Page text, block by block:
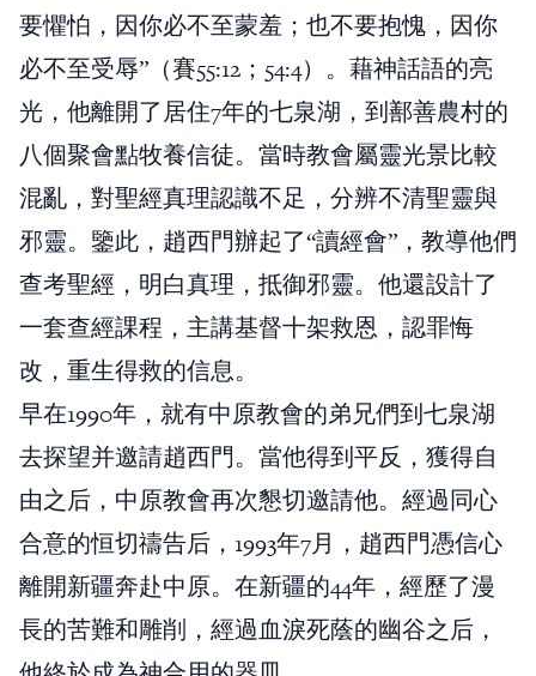
要懼怕，因你必不至蒙羞；也不要抱愧，因你
必不至受辱”（賽55:12；54:4）。藉神話語的亮
光，他離開了居住7年的七泉湖，到鄯善農村的
八個聚會點牧養信徒。當時教會屬靈光景比較
混亂，對聖經真理認識不足，分辨不清聖靈與
邪靈。鑒此，趙西門辦起了“讀經會”，教導他們
查考聖經，明白真理，抵御邪靈。他還設計了
一套查經課程，主講基督十架救恩，認罪悔
改，重生得救的信息。
早在1990年，就有中原教會的弟兄們到七泉湖
去探望并邀請趙西門。當他得到平反，獲得自
由之后，中原教會再次懇切邀請他。經過同心
合意的恒切禱告后，1993年7月，趙西門憑信心
離開新疆奔赴中原。在新疆的44年，經歷了漫
長的苦難和雕削，經過血淚死蔭的幽谷之后，